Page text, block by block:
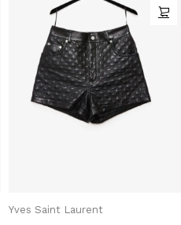
Yves Saint Laurent